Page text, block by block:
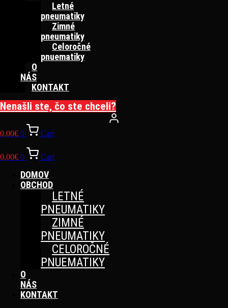
Letné
pneumatiky
Zimné
pneumatiky
Celoročné
pnuematiky
O
NÁS
KONTAKT
Nenašli ste, čo ste chceli?
0,00€ 0 Cart
0,00€ 0 Cart
DOMOV
OBCHOD
LETNÉ
PNEUMATIKY
ZIMNÉ
PNEUMATIKY
CELOROČNÉ
PNUEMATIKY
O
NÁS
KONTAKT